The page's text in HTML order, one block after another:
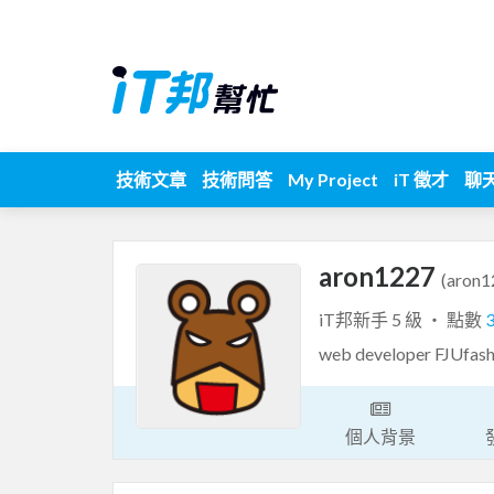
技術文章 技術問答 My Project iT 徵才 聊
aron1227
iT邦新手 5 級 ‧ 點數
web developer
個人背景